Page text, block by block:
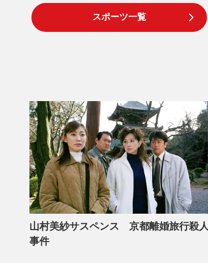
スポーツ一覧
山村美紗サスペンス 京都離婚旅行殺人
事件